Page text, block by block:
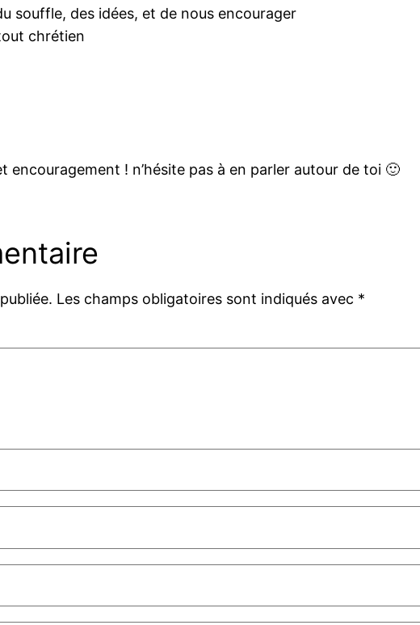
souffle, des idées, et de nous encourager
chrétien
encouragement ! n’hésite pas à en parler autour de toi 🙂
Les champs obligatoires sont indiqués avec *